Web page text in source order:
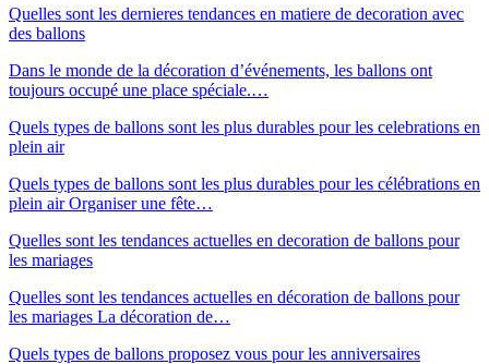
Quelles sont les dernieres tendances en matiere de decoration avec
des ballons
Dans le monde de la décoration d’événements, les ballons ont
toujours occupé une place spéciale.…
Quels types de ballons sont les plus durables pour les celebrations en
plein air
Quels types de ballons sont les plus durables pour les célébrations en
plein air Organiser une fête…
Quelles sont les tendances actuelles en decoration de ballons pour
les mariages
Quelles sont les tendances actuelles en décoration de ballons pour
les mariages La décoration de…
Quels types de ballons proposez vous pour les anniversaires